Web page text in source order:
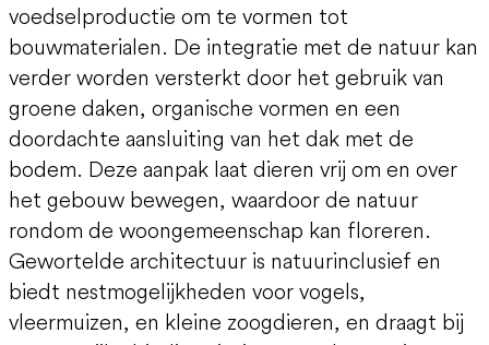
voedselproductie om te vormen tot
bouwmaterialen. De integratie met de natuur kan
verder worden versterkt door het gebruik van
groene daken, organische vormen en een
doordachte aansluiting van het dak met de
bodem. Deze aanpak laat dieren vrij om en over
het gebouw bewegen, waardoor de natuur
rondom de woongemeenschap kan floreren.
Gewortelde architectuur is natuurinclusief en
biedt nestmogelijkheden voor vogels,
vleermuizen, en kleine zoogdieren, en draagt bij